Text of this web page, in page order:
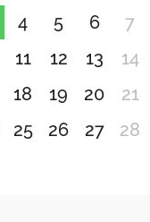
4 5 6
7
11 12 13
14
18 19 20
21
25 26 27
28